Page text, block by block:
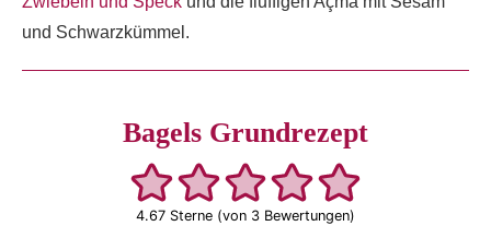
und Schwarzkümmel.
Bagels Grundrezept
4.67 Sterne (von 3 Bewertungen)